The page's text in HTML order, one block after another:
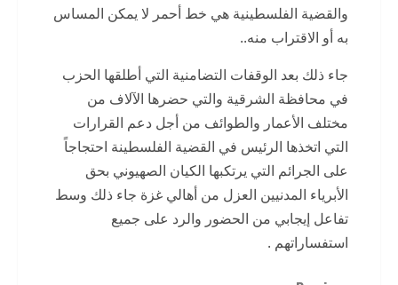
والقضية الفلسطينية هي خط أحمر لا يمكن المساس
به أو الاقتراب منه..
جاء ذلك بعد الوقفات التضامنية التي أطلقها الحزب
في محافظة الشرقية والتي حضرها الآلاف من
مختلف الأعمار والطوائف من أجل دعم القرارات
التي اتخذها الرئيس في القضية الفلسطينة احتجاجاً
على الجرائم التي يرتكبها الكيان الصهيوني بحق
الأبرياء المدنيين العزل من أهالي غزة جاء ذلك وسط
تفاعل إيجابي من الحضور والرد على جميع
استفساراتهم .